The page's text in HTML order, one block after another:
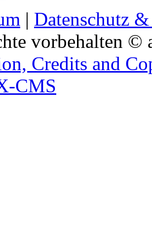
| Datenschutz
vorbehalten ©
Credits and
CMS